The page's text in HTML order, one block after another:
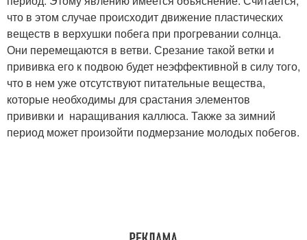
что в этом случае происходит движение пластических
веществ в верхушки побега при прогревании солнца.
Они перемещаются в ветви. Срезание такой ветки и
прививка его к подвою будет неэффективной в силу того,
что в нем уже отсутствуют питательные вещества,
которые необходимы для срастания элементов
прививки и наращивания каллюса. Также за зимний
период может произойти подмерзание молодых побегов.